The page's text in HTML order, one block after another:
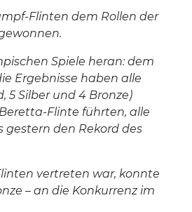
Flinten dem Rollen der
Spiele heran: dem
Ergebnisse haben alle
5 Silber und 4 Bronze)
Flinte führten, alle
gestern den Rekord des
vertreten war, konnte
– an die Konkurrenz im